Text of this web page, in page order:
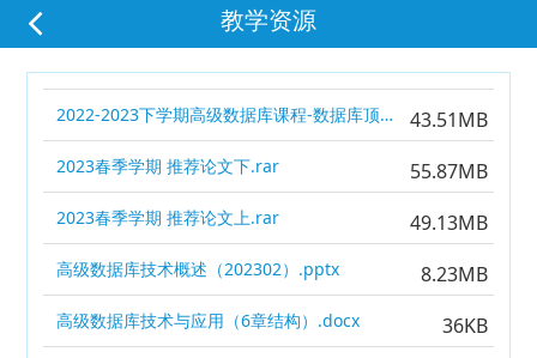
教学资源
2022-2023下学期高级数据库课程-数据库顶会研究趋势分析-张晓晗.pptx 43.51MB
2023春季学期 推荐论文下.rar 55.87MB
2023春季学期 推荐论文上.rar 49.13MB
高级数据库技术概述（202302）.pptx 8.23MB
高级数据库技术与应用（6章结构）.docx 36KB